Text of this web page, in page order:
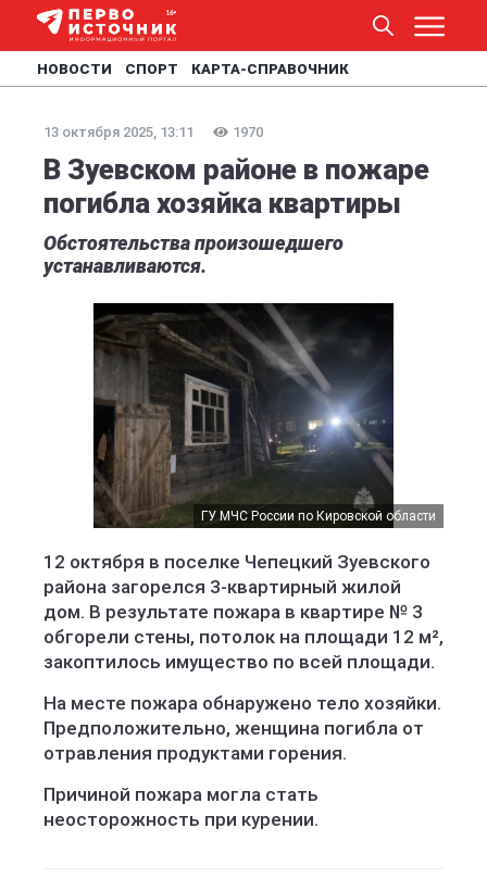
НОВОСТИ СПОРТ КАРТА-СПРАВОЧНИК
13 октября 2025, 13:11 1970
В Зуевском районе в пожаре
погибла хозяйка квартиры
Обстоятельства произошедшего
устанавливаются.
ГУ МЧС России по Кировской области
12 октября в поселке Чепецкий Зуевского
района загорелся 3-квартирный жилой
дом. В результате пожара в квартире № 3
обгорели стены, потолок на площади 12 м²,
закоптилось имущество по всей площади.
На месте пожара обнаружено тело хозяйки.
Предположительно, женщина погибла от
отравления продуктами горения.
Причиной пожара могла стать
неосторожность при курении.